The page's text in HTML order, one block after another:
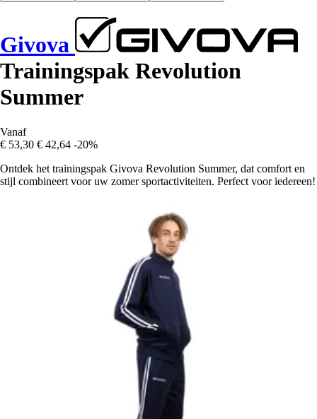
Givova
Trainingspak Revolution
Summer
Vanaf
€ 53,30 € 42,64 -20%
Ontdek het trainingspak Givova Revolution Summer, dat comfort en
stijl combineert voor uw zomer sportactiviteiten. Perfect voor iedereen!